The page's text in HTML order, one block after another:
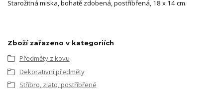
Starožitná miska, bohatě zdobená, postříbřená, 18 x 14 cm.
Zboží zařazeno v kategoriích
Předměty z kovu
Dekorativní předměty
Stříbro, zlato, postříbřené